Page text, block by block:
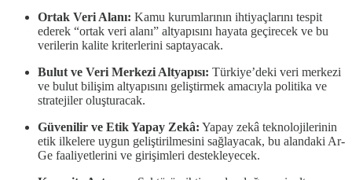
Ortak Veri Alanı: Kamu kurumlarının ihtiyaçlarını tespit
ederek “ortak veri alanı” altyapısını hayata geçirecek ve bu
verilerin kalite kriterlerini saptayacak.
Bulut ve Veri Merkezi Altyapısı: Türkiye’deki veri merkezi
ve bulut bilişim altyapısını geliştirmek amacıyla politika ve
stratejiler oluşturacak.
Güvenilir ve Etik Yapay Zekâ: Yapay zekâ teknolojilerinin
etik ilkelere uygun geliştirilmesini sağlayacak, bu alandaki Ar-
Ge faaliyetlerini ve girişimleri destekleyecek.